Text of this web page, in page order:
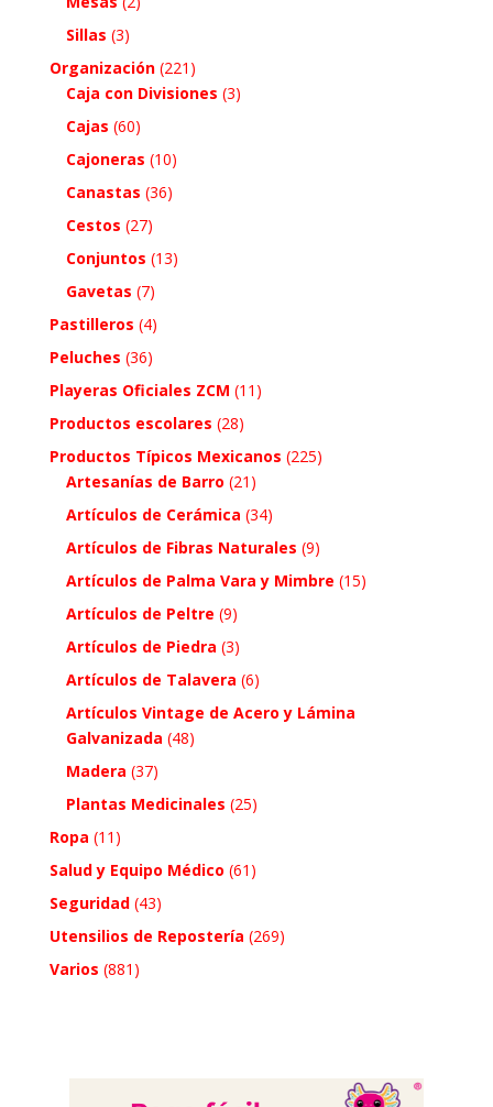
Sillas (3)
Organización (221)
Caja con Divisiones (3)
Cajas (60)
Cajoneras (10)
Canastas (36)
Cestos (27)
Conjuntos (13)
Gavetas (7)
Pastilleros (4)
Peluches (36)
Playeras Oficiales ZCM (11)
Productos escolares (28)
Productos Típicos Mexicanos (225)
Artesanías de Barro (21)
Artículos de Cerámica (34)
Artículos de Fibras Naturales (9)
Artículos de Palma Vara y Mimbre (15)
Artículos de Peltre (9)
Artículos de Piedra (3)
Artículos de Talavera (6)
Artículos Vintage de Acero y Lámina
Galvanizada (48)
Madera (37)
Plantas Medicinales (25)
Ropa (11)
Salud y Equipo Médico (61)
Seguridad (43)
Utensilios de Repostería (269)
Varios (881)